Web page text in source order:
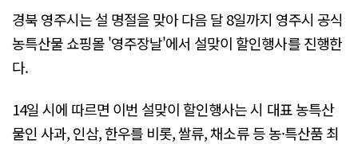
경북 영주시는 설 명절을 맞아 다음 달 8일까지 영주시 공식
농특산물 쇼핑몰 '영주장날'에서 설맞이 할인행사를 진행한
다.
14일 시에 따르면 이번 설맞이 할인행사는 시 대표 농특산
물인 사과, 인삼, 한우를 비롯, 쌀류, 채소류 등 농·특산품 최